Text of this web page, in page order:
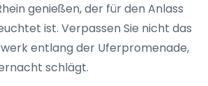
genießen, der für den Anlass
ist. Verpassen Sie nicht das
entlang der Uferpromenade,
schlägt.